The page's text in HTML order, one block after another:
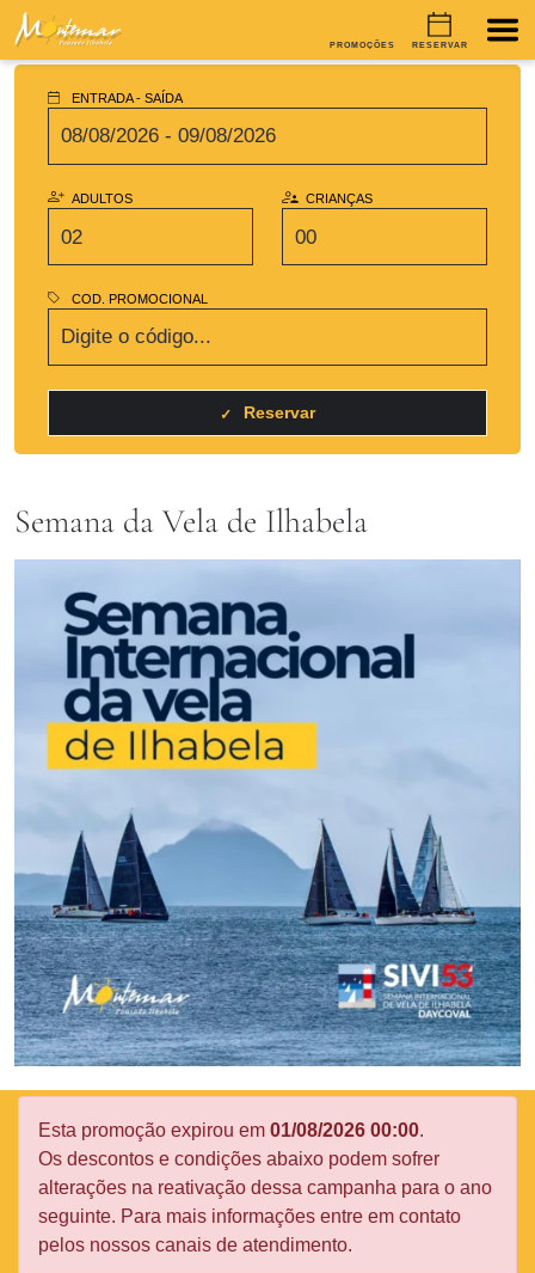
RESERVAR
PROMOÇÕES
ENTRADA - SAÍDA
ADULTOS CRIANÇAS
COD. PROMOCIONAL
Reservar
Semana da Vela de Ilhabela
Esta promoção expirou em 01/08/2026 00:00.
Os descontos e condições abaixo podem sofrer
alterações na reativação dessa campanha para o ano
seguinte. Para mais informações entre em contato
pelos nossos canais de atendimento.